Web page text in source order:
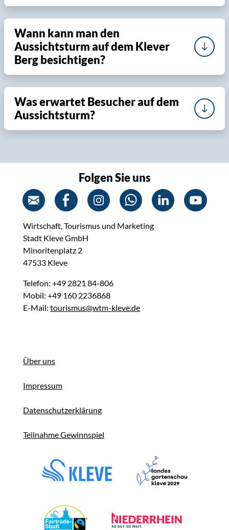
Wann kann man den
Aussichtsturm auf dem Klever
Berg besichtigen?
Was erwartet Besucher auf dem
Aussichtsturm?
Folgen Sie uns
Wirtschaft, Tourismus und Marketing
Stadt Kleve GmbH
Minoritenplatz 2
47533 Kleve
Telefon: +49 2821 84-806
Mobil: +49 160 2236868
E-Mail:tourismus@wtm-kleve.de
Über uns
Impressum
Datenschutzerklärung
Teilnahme Gewinnspiel